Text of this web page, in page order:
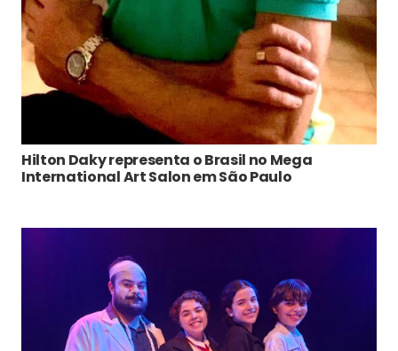
Hilton Daky representa o Brasil no Mega
International Art Salon em São Paulo